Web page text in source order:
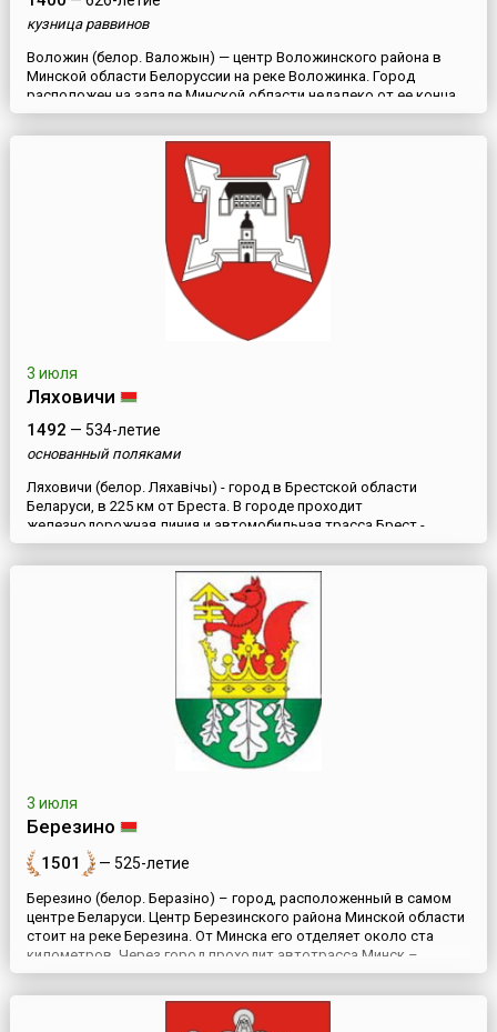
кузница раввинов
Воложин (белор. Валожын) — центр Воложинского района в
Минской области Белоруссии на реке Воложинка. Город
расположен на западе Минской области недалеко от ее конца,
в 75 км от областного центра. Через город проходит
железнодорожная линия Молодечно — Лида, а совсем рядом с
городом идет автотрасса Минск — Гродно. Воложин впервые
упоминается в хронике Быховца в 1400 году. Тогда он
3 июля
Ляховичи
1492 — 534-летие
основанный поляками
Ляховичи (белор. Ляхавічы) - город в Брестской области
Беларуси, в 225 км от Бреста. В городе проходит
железнодорожная линия и автомобильная трасса Брест -
Русиновичи. В городе течет река Ведьма, своим названием
город обязан основателям - «ляхам» (полякам).Впервые город
Ляховичи встречается в исторических документах середины 15
века. В 1572 году Ляховичи переходят под управление кастеляну
3 июля
Березино
1501 — 525-летие
Березино (белор. Беразіно) – город, расположенный в самом
центре Беларуси. Центр Березинского района Минской области
стоит на реке Березина. От Минска его отделяет около ста
километров. Через город проходит автотрасса Минск –
Могилев.Когда на этом месте поселились люди – точно не
известно, однако река Березина, которая являлась частью
водного пути «из варяг в греки» указывает на то, что поселе...